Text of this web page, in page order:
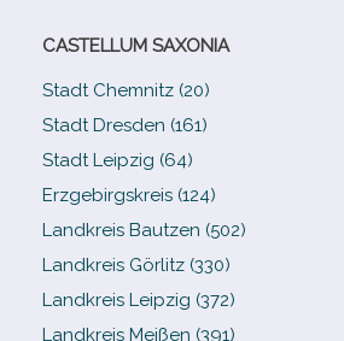
CASTELLUM SAXONIA
Stadt Chemnitz (20)
Stadt Dresden (161)
Stadt Leipzig (64)
Erzgebirgskreis (124)
Landkreis Bautzen (502)
Landkreis Görlitz (330)
Landkreis Leipzig (372)
Landkreis Meißen (391)